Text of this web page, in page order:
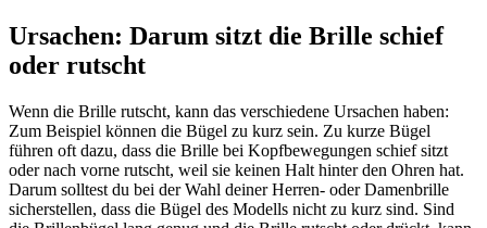
Ursachen: Darum sitzt die Brille schief
oder rutscht
Wenn die Brille rutscht, kann das verschiedene Ursachen haben:
Zum Beispiel können die Bügel zu kurz sein. Zu kurze Bügel
führen oft dazu, dass die Brille bei Kopfbewegungen schief sitzt
oder nach vorne rutscht, weil sie keinen Halt hinter den Ohren hat.
Darum solltest du bei der Wahl deiner Herren- oder Damenbrille
sicherstellen, dass die Bügel des Modells nicht zu kurz sind. Sind